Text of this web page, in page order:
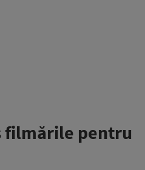
filmările pentru